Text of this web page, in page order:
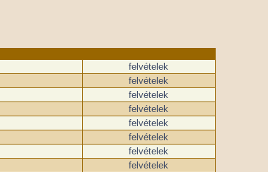
felvételek
felvételek
felvételek
felvételek
felvételek
felvételek
felvételek
felvételek